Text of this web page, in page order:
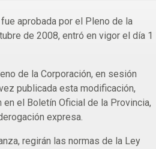
aprobada por el Pleno de la
de 2008, entró en vigor el día 1
de la Corporación, en sesión
publicada esta modificación,
el Boletín Oficial de la Provincia,
expresa.
regirán las normas de la Ley